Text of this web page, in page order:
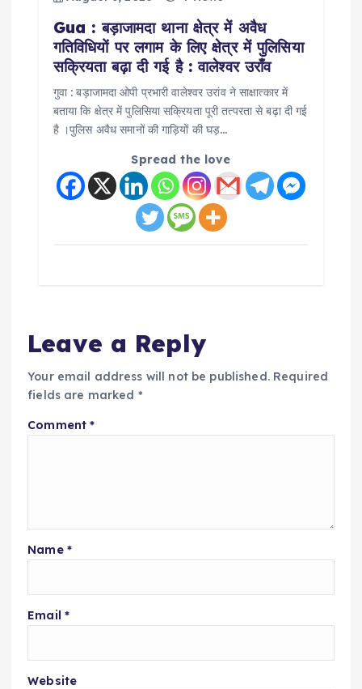
Gua : बड़ाजामदा थाना क्षेत्र में अवैध
गतिविधियों पर लगाम के लिए क्षेत्र में पुलिसिया
सक्रियता बढ़ा दी गई है : वालेश्वर उराँव
गुवा : बड़ाजामदा ओपी प्रभारी वालेश्वर उरांव ने साक्षात्कार में
बताया कि क्षेत्र में पुलिसिया सक्रियता पूरी तत्परता से बढ़ा दी गई
है ।पुलिस अवैध समानों की गाड़ियों की घड़…
Spread the love
Leave a Reply
Your email address will not be published. Required
fields are marked *
Comment*
Name *
Email *
Website